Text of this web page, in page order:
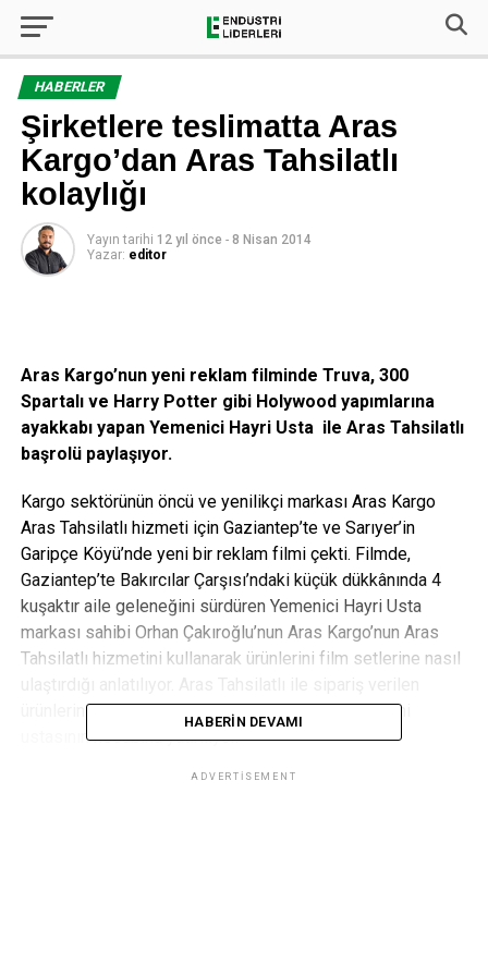
HABERLER
Şirketlere teslimatta Aras
Kargo’dan Aras Tahsilatlı
kolaylığı
Yayın tarihi 12 yıl önce - 8 Nisan 2014
Yazar: editor
Aras Kargo’nun yeni reklam filminde Truva, 300
Spartalı ve Harry Potter gibi Holywood yapımlarına
ayakkabı yapan Yemenici Hayri Usta ile Aras Tahsilatlı
başrolü paylaşıyor.
Kargo sektörünün öncü ve yenilikçi markası Aras Kargo
Aras Tahsilatlı hizmeti için Gaziantep’te ve Sarıyer’in
Garipçe Köyü’nde yeni bir reklam filmi çekti. Filmde,
Gaziantep’te Bakırcılar Çarşısı’ndaki küçük dükkânında 4
kuşaktır aile geleneğini sürdüren Yemenici Hayri Usta
markası sahibi Orhan Çakıroğlu’nun Aras Kargo’nun Aras
Tahsilatlı hizmetini kullanarak ürünlerini film setlerine nasıl
ürünlerin bedeli teslimat sırasında ödeniyor, yemeni
ustasının hesabına yatırılıyor.
14 yıldır Aras Kargo müşterisi olan ve babası Hayri Usta’nın
HABERIN DEVAMI
ADVERTISEMENT